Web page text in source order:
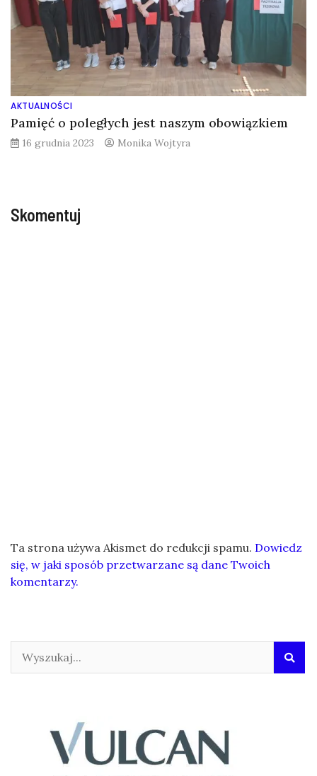
AKTUALNOŚCI
Pamięć o poległych jest naszym obowiązkiem
16 grudnia 2023 Monika Wojtyra
Skomentuj
Ta strona używa Akismet do redukcji spamu. Dowiedz
się, w jaki sposób przetwarzane są dane Twoich
komentarzy.